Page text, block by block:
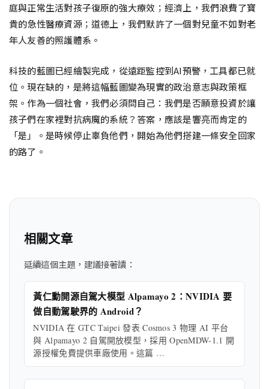
庭與正常生活對孩子復原的強大療效；經濟上，我們浪費了寶
貴的急性醫療資源；道德上，我們默許了一個對兒童不如對老
年人友善的照護體系。
科技的藍圖已經繪製完成，從遠距監控到AI預警，工具都已就
位。現在缺的，是將這幅藍圖變為現實的政治意志與政策框
架。作為一個社會，我們必須問自己：我們是否願意投資於讓
孩子們在家裡對抗病魔的系統？答案，應該是響亮而肯定的
「是」。是時候停止辜負他們，開始為他們搭建一條安全回家
的路了。
相關文章
延續這個主題，建議接著讀：
黃仁勳開源自駕大模型 Alpamayo 2：NVIDIA 要
做自動駕駛界的 Android？
NVIDIA 在 GTC Taipei 發表 Cosmos 3 物理 AI 平台
與 Alpamayo 2 自駕開放模型，採用 OpenMDW-1.1 開
源授權免費提供車廠使用。這篇 …